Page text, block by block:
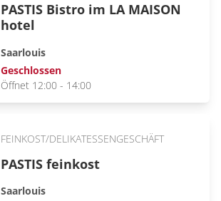
PASTIS Bistro im LA MAISON
hotel
Saarlouis
Geschlossen
Öffnet 12:00 - 14:00
FEINKOST/DELIKATESSENGESCHÄFT
PASTIS feinkost
Saarlouis